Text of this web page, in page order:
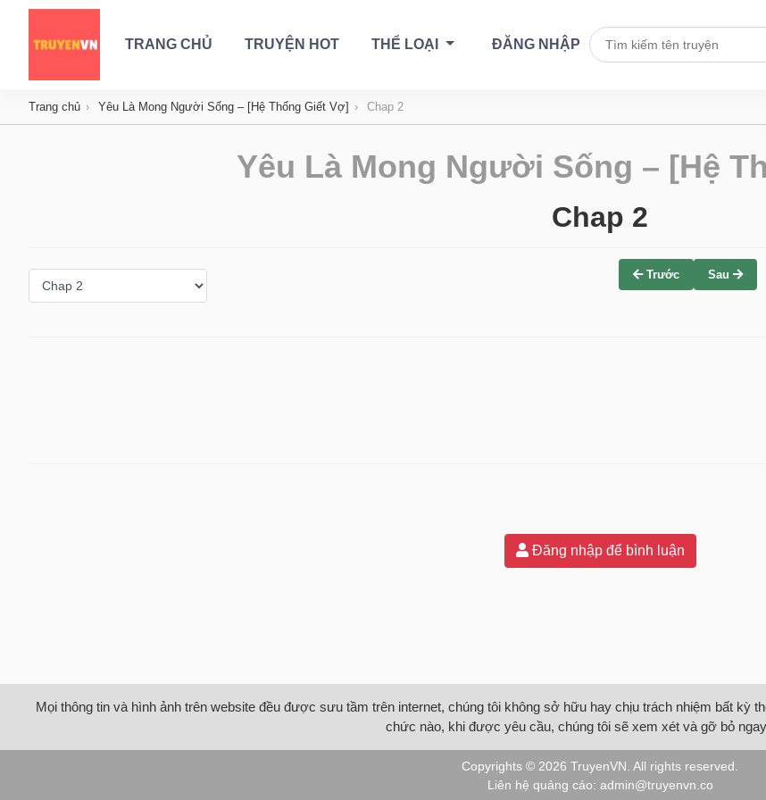
TRANG CHỦ TRUYỆN HOT THỂ LOẠI ĐĂNG NHẬP
Trang chủ Yêu Là Mong Người Sống – [Hệ Thống Giết Vợ] Chap 2
Yêu Là Mong Người Sống – [Hệ
Chap 2
Trước Sau
Đăng nhập để bình luận
Mọi thông tin và hình ảnh trên website đều được sưu tầm trên internet, chúng tôi không sở hữu hay chịu trách nhiệm bất kỳ
chức nào, khi được yêu cầu, chúng tôi sẽ xem xét và gỡ bỏ
Copyrights © 2026 TruyenVN . All rights reserved.
Liên hệ quảng cáo: admin@truyenvn.co